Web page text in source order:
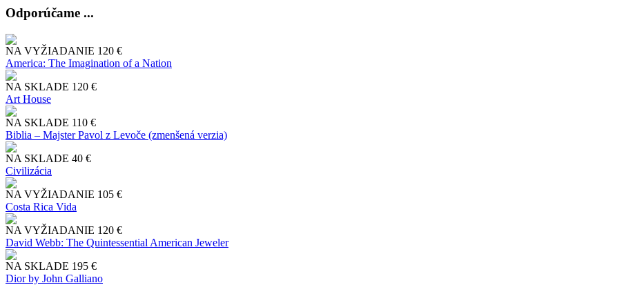
Odporúčame ...
NA VYŽIADANIE 120 €
America: The Imagination of a Nation
NA SKLADE 120 €
Art House
NA SKLADE 110 €
Biblia – Majster Pavol z Levoče (zmenšená verzia)
NA SKLADE 40 €
Civilizácia
NA VYŽIADANIE 105 €
Costa Rica Vida
NA VYŽIADANIE 120 €
David Webb: The Quintessential American Jeweler
NA SKLADE 195 €
Dior by John Galliano